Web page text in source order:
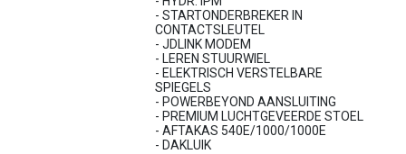
- STARTONDERBREKER IN
CONTACTSLEUTEL
- JDLINK MODEM
- LEREN STUURWIEL
- ELEKTRISCH VERSTELBARE
SPIEGELS
- POWERBEYOND AANSLUITING
- PREMIUM LUCHTGEVEERDE STOEL
- AFTAKAS 540E/1000/1000E
- DAKLUIK